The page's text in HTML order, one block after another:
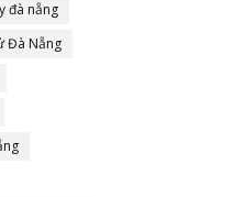
đà nẵng
Đà Nẵng